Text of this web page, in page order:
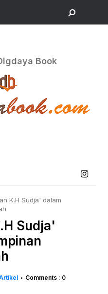
Book
K.H Sudja' dalam
Sudja'
• Comments : 0